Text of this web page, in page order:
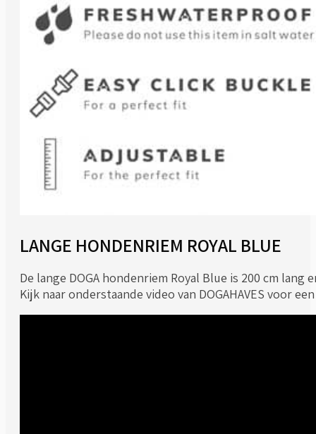
LANGE HONDENRIEM ROYAL BLUE
De lange DOGA hondenriem Royal Blue is 200 cm
Kijk naar onderstaande video van DOGAHAVES voor